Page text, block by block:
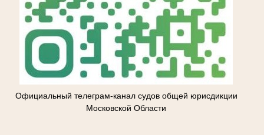
Официальный телеграм-канал судов общей юрисдикции
Московской Области